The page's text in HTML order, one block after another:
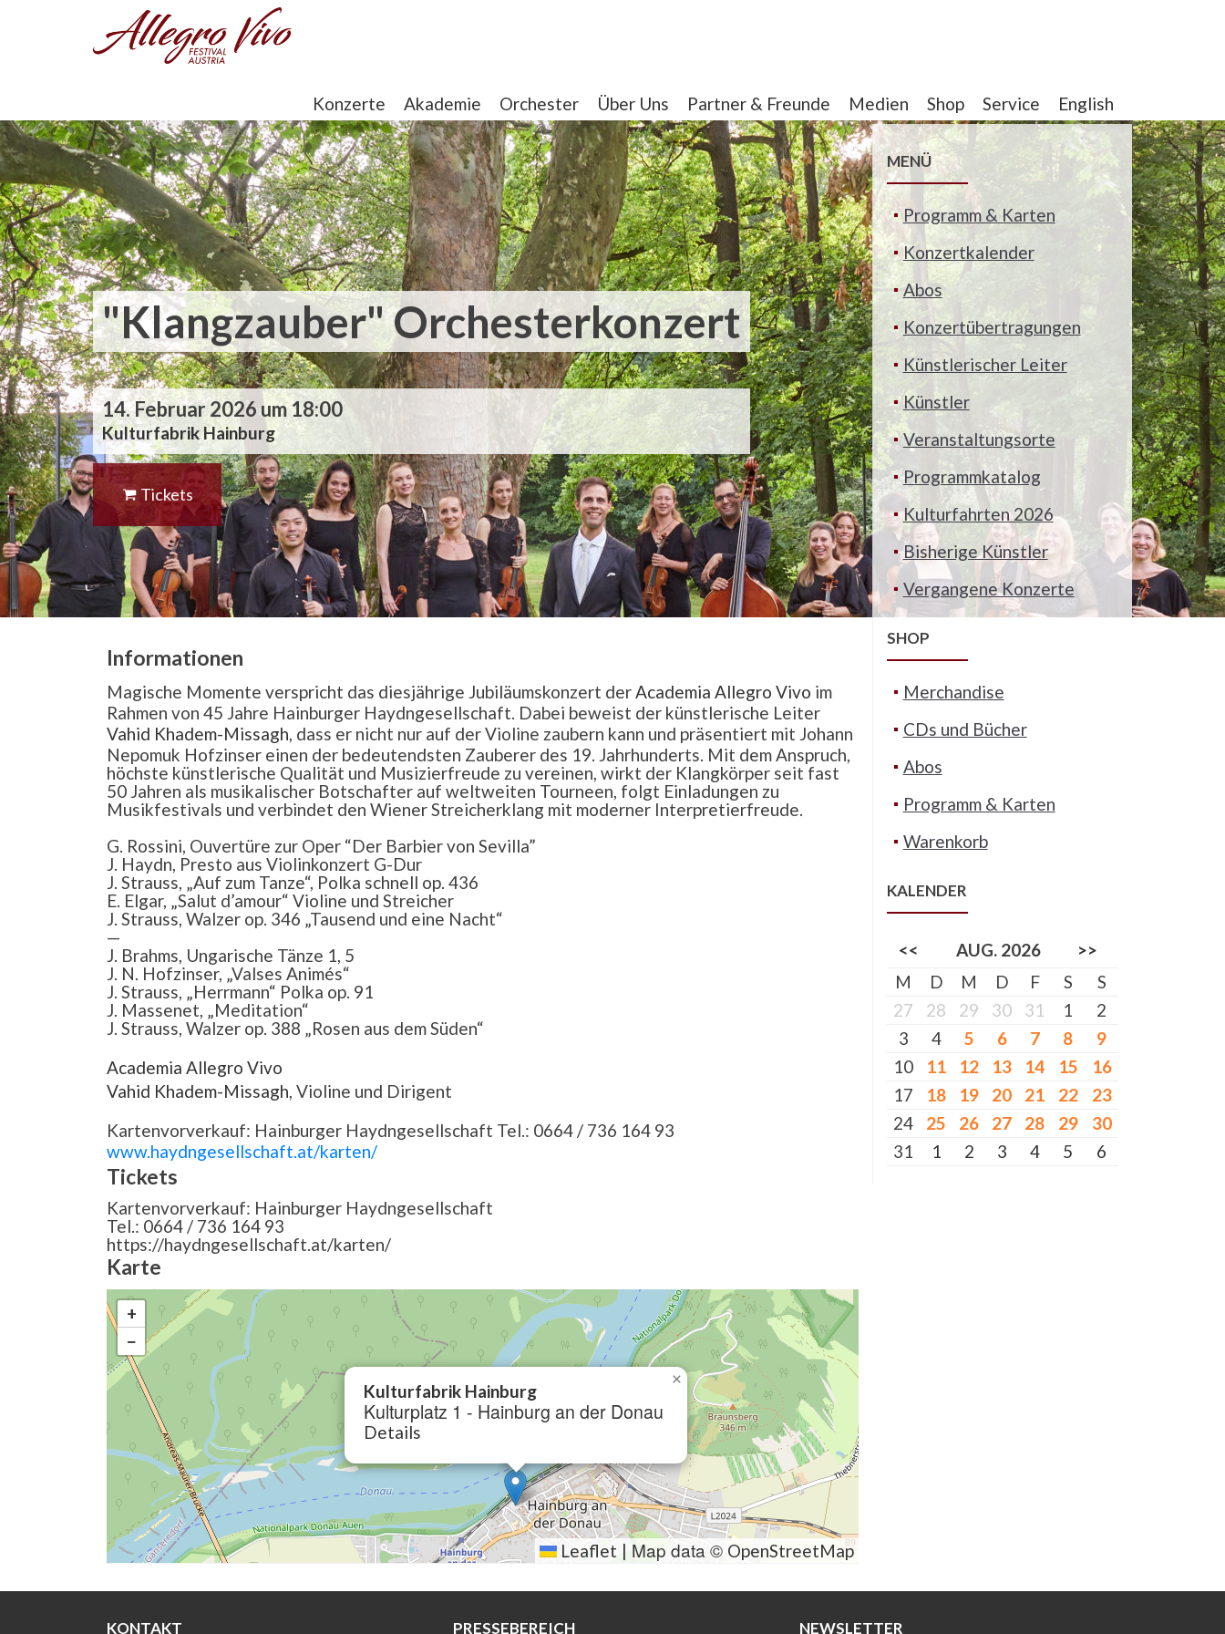
Konzerte Akademie Orchester Über Uns Partner & Freunde Medien Shop Service English
"Klangzauber" Orchesterkonzert
14. Februar 2026 um 18:00
Kulturfabrik Hainburg
Tickets
Informationen
Magische Momente verspricht das diesjährige Jubiläumskonzert derAcademia Allegro Vivo im
Rahmen von 45 Jahre Hainburger Haydngesellschaft. Dabei beweist der künstlerische Leiter
Vahid Khadem-Missagh, dass er nicht nur auf der Violine zaubern kann und präsentiert mit Johann
Nepomuk Hofzinser einen der bedeutendsten Zauberer des 19. Jahrhunderts. Mit dem Anspruch,
höchste künstlerische Qualität und Musizierfreude zu vereinen, wirkt der Klangkörper seit fast
50 Jahren als musikalischer Botschafter auf weltweiten Tourneen, folgt Einladungen zu
Musikfestivals und verbindet den Wiener Streicherklang mit moderner Interpretierfreude.
G. Rossini, Ouvertüre zur Oper “Der Barbier von Sevilla”
J. Haydn, Presto aus Violinkonzert G-Dur
J. Strauss, „Auf zum Tanze“, Polka schnell op. 436
E. Elgar, „Salut d’amour“ Violine und Streicher
J. Strauss, Walzer op. 346 „Tausend und eine Nacht“
—
J. Brahms, Ungarische Tänze 1, 5
J. N. Hofzinser, „Valses Animés“
J. Strauss, „Herrmann“ Polka op. 91
J. Massenet, „Meditation“
J. Strauss, Walzer op. 388 „Rosen aus dem Süden“
Academia Allegro Vivo
Vahid Khadem-Missagh, Violine und Dirigent
Kartenvorverkauf: Hainburger Haydngesellschaft Tel.: 0664 / 736 164 93
www.haydngesellschaft.at/karten/
Tickets
Kartenvorverkauf: Hainburger Haydngesellschaft
Tel.: 0664 / 736 164 93
https://haydngesellschaft.at/karten/
Karte
Kulturfabrik Hainburg
Kulturplatz 1 - Hainburg an der Donau
Details
×
+
−
Leaflet | Map data © OpenStreetMap
MENÜ
Programm & Karten
Konzertkalender
Abos
Konzertübertragungen
Künstlerischer Leiter
Künstler
Veranstaltungsorte
Programmkatalog
Kulturfahrten 2026
Bisherige Künstler
Vergangene Konzerte
SHOP
Merchandise
CDs und Bücher
Abos
Programm & Karten
Warenkorb
KALENDER
<< AUG. 2026
>>
M
D M D F S
S
27
28 29 30 31 1
2
3
4 5 6 7 8
9
10
11 12 13 14 15
16
17
18 19 20 21 22
23
24
25 26 27 28 29
30
31
1 2 3 4 5 6
KONTAKT PRESSEBEREICH NEWSLETTER